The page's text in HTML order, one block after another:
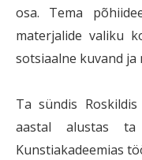
osa. Tema
materjalide valiku
sotsiaalne kuvand
Ta sündis
aastal alustas ta
Kunstiakadeemias